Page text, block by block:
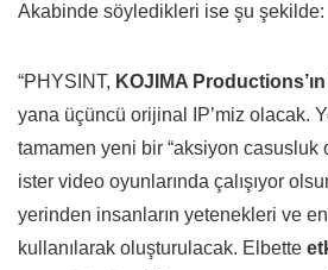
Akabinde söyledikleri ise şu şekilde:
“PHYSINT, KOJIMA Productions’ın
yana üçüncü orijinal IP’miz olacak.
tamamen yeni bir “aksiyon casusluk
ister video oyunlarında çalışıyor
yerinden insanların yetenekleri ve
kullanılarak oluşturulacak. Elbette